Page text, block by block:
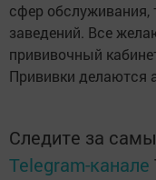
сфер обслуживания,
заведений. Все
прививочный
Прививки делаются
Следите за
Telegram-канале